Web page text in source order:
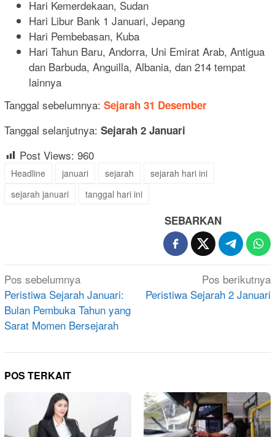
Hari Kemerdekaan, Sudan
Hari Libur Bank 1 Januari, Jepang
Hari Pembebasan, Kuba
Hari Tahun Baru, Andorra, Uni Emirat Arab, Antigua
dan Barbuda, Anguilla, Albania, dan 214 tempat
lainnya
Tanggal sebelumnya: Sejarah 31 Desember
Tanggal selanjutnya: Sejarah 2 Januari
Post Views: 960
Headline januari sejarah
sejarah hari ini
sejarah januari
tanggal hari ini
SEBARKAN
Navigasi
pos
Pos sebelumnya
Peristiwa Sejarah Januari:
Bulan Pembuka Tahun yang
Sarat Momen Bersejarah
Pos berikutnya
Peristiwa Sejarah 2 Januari
POS TERKAIT